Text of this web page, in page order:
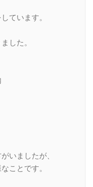
ています。
した。
いましたが、
ことです。